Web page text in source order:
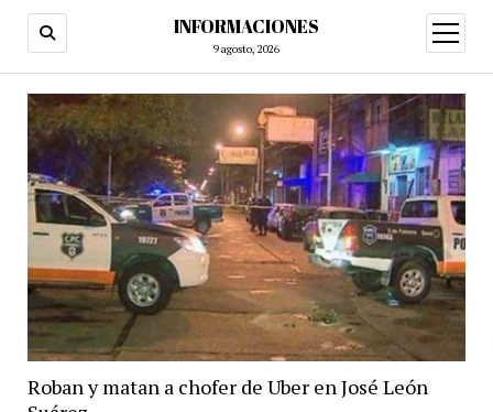
INFORMACIONES
9 agosto, 2026
abrir
menú
Roban y matan a chofer de Uber en José León